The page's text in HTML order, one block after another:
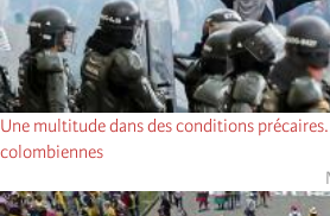
Une multitude dans des conditions
colombiennes